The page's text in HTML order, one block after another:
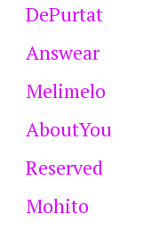
DePurtat
Answear
Melimelo
AboutYou
Reserved
Mohito